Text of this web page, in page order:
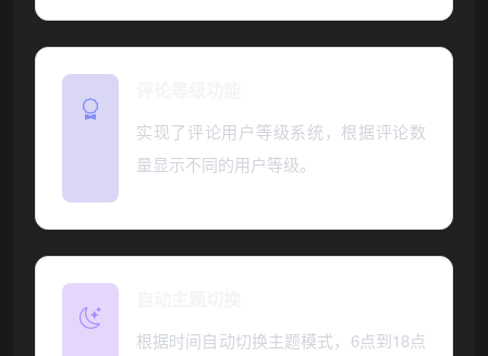
实现了评论用户等级系统，根据评论数
量显示不同的用户等级。
根据时间自动切换主题模式，6点到18点